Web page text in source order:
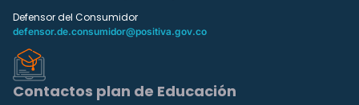
Defensor del Consumidor
defensor.de.consumidor@positiva.gov.co
Contactos plan de Educación